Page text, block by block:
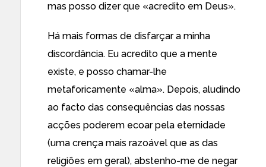
mas posso dizer que «acredito em Deus».
Há mais formas de disfarçar a minha
discordância. Eu acredito que a mente
existe, e posso chamar-lhe
metaforicamente «alma». Depois, aludindo
ao facto das consequências das nossas
acções poderem ecoar pela eternidade
(uma crença mais razoável que as das
religiões em geral), abstenho-me de negar